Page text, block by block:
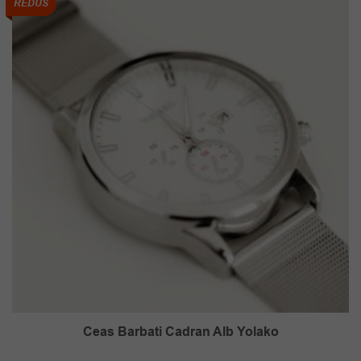
REDUS
Ceas Barbati Cadran Alb Yolako